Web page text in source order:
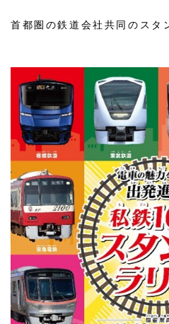
首都圏の鉄道会社共同のスタ